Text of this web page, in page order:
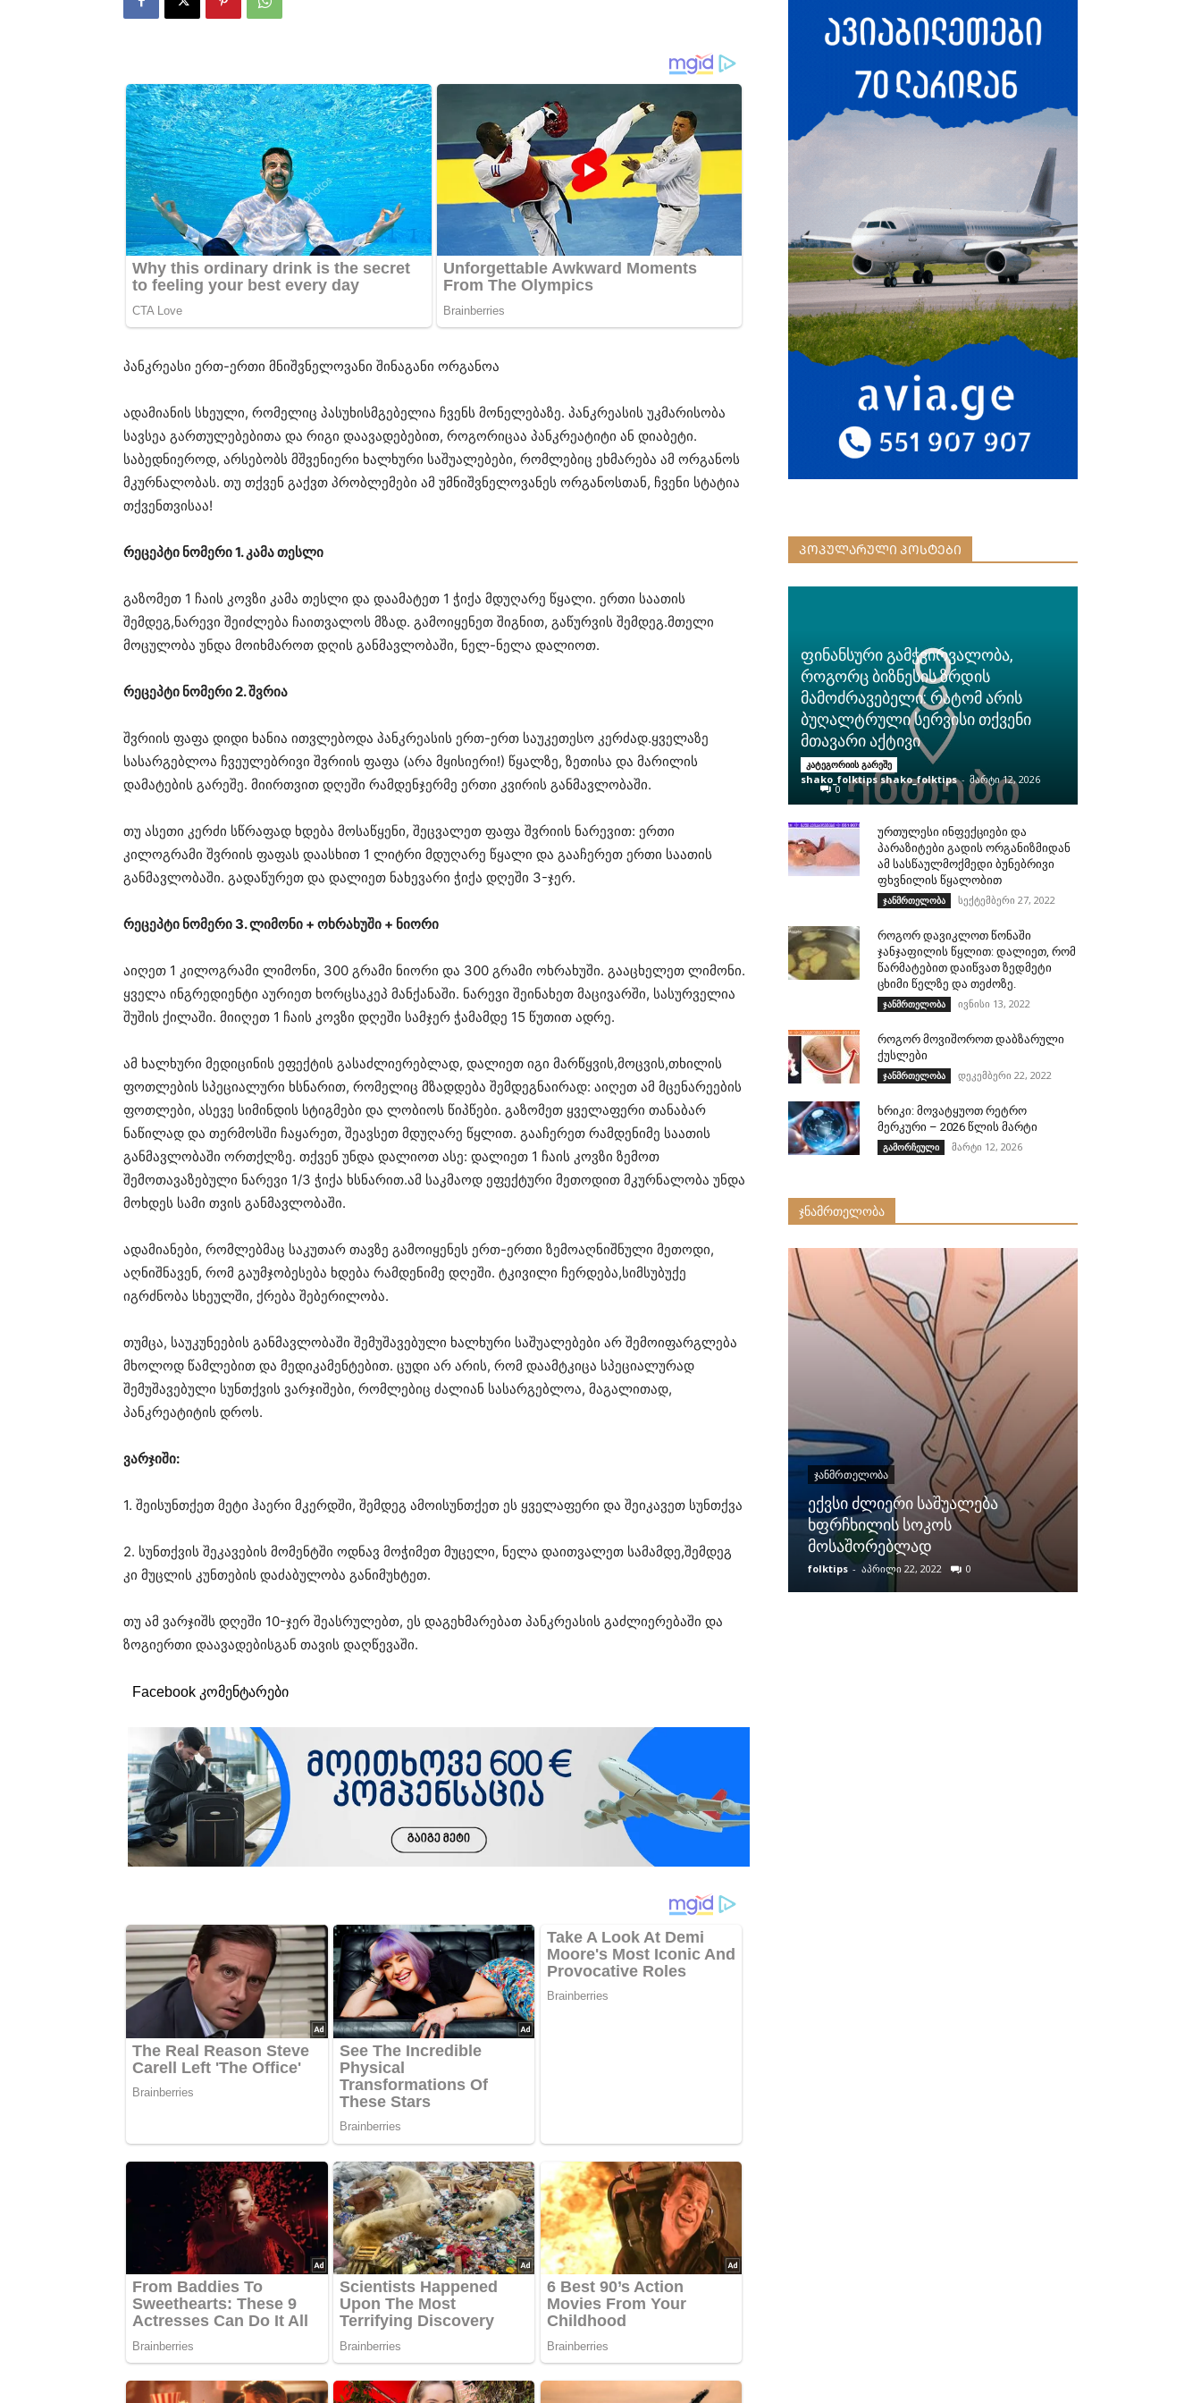
პანკრეასი ერთ-ერთი მნიშვნელოვანი შინაგანი ორგანოა
ადამიანის სხეული, რომელიც პასუხისმგებელია ჩვენს მონელებაზე. პანკრეასის უკმარისობა
სავსეა გართულებებითა და რიგი დაავადებებით, როგორიცაა პანკრეატიტი ან დიაბეტი.
საბედნიეროდ, არსებობს მშვენიერი ხალხური საშუალებები, რომლებიც ეხმარება ამ ორგანოს
მკურნალობას. თუ თქვენ გაქვთ პრობლემები ამ უმნიშვნელოვანეს ორგანოსთან, ჩვენი სტატია
თქვენთვისაა!
რეცეპტი ნომერი 1. კამა თესლი
გაზომეთ 1 ჩაის კოვზი კამა თესლი და დაამატეთ 1 ჭიქა მდუღარე წყალი. ერთი საათის
შემდეგ,ნარევი შეიძლება ჩაითვალოს მზად. გამოიყენეთ შიგნით, გაწურვის შემდეგ.მთელი
მოცულობა უნდა მოიხმაროთ დღის განმავლობაში, ნელ-ნელა დალიოთ.
რეცეპტი ნომერი 2. შვრია
შვრიის ფაფა დიდი ხანია ითვლებოდა პანკრეასის ერთ-ერთ საუკეთესო კერძად.ყველაზე
სასარგებლოა ჩვეულებრივი შვრიის ფაფა (არა მყისიერი!) წყალზე, ზეთისა და მარილის
დამატების გარეშე. მიირთვით დღეში რამდენჯერმე ერთი კვირის განმავლობაში.
თუ ასეთი კერძი სწრაფად ხდება მოსაწყენი, შეცვალეთ ფაფა შვრიის ნარევით: ერთი
კილოგრამი შვრიის ფაფას დაასხით 1 ლიტრი მდუღარე წყალი და გააჩერეთ ერთი საათის
განმავლობაში. გადაწურეთ და დალიეთ ნახევარი ჭიქა დღეში 3-ჯერ.
რეცეპტი ნომერი 3. ლიმონი + ოხრახუში + ნიორი
აიღეთ 1 კილოგრამი ლიმონი, 300 გრამი ნიორი და 300 გრამი ოხრახუში. გააცხელეთ ლიმონი.
ყველა ინგრედიენტი აურიეთ ხორცსაკეპ მანქანაში. ნარევი შეინახეთ მაცივარში, სასურველია
შუშის ქილაში. მიიღეთ 1 ჩაის კოვზი დღეში სამჯერ ჭამამდე 15 წუთით ადრე.
ამ ხალხური მედიცინის ეფექტის გასაძლიერებლად, დალიეთ იგი მარწყვის,მოცვის,თხილის
ფოთლების სპეციალური ხსნარით, რომელიც მზადდება შემდეგნაირად: აიღეთ ამ მცენარეების
ფოთლები, ასევე სიმინდის სტიგმები და ლობიოს წიპწები. გაზომეთ ყველაფერი თანაბარ
ნაწილად და თერმოსში ჩაყარეთ, შეავსეთ მდუღარე წყლით. გააჩერეთ რამდენიმე საათის
განმავლობაში ორთქლზე. თქვენ უნდა დალიოთ ასე: დალიეთ 1 ჩაის კოვზი ზემოთ
შემოთავაზებული ნარევი 1/3 ჭიქა ხსნარით.ამ საკმაოდ ეფექტური მეთოდით მკურნალობა უნდა
მოხდეს სამი თვის განმავლობაში.
ადამიანები, რომლებმაც საკუთარ თავზე გამოიყენეს ერთ-ერთი ზემოაღნიშნული მეთოდი,
აღნიშნავენ, რომ გაუმჯობესება ხდება რამდენიმე დღეში. ტკივილი ჩერდება,სიმსუბუქე
იგრძნობა სხეულში, ქრება შებერილობა.
თუმცა, საუკუნეების განმავლობაში შემუშავებული ხალხური საშუალებები არ შემოიფარგლება
მხოლოდ წამლებით და მედიკამენტებით. ცუდი არ არის, რომ დაამტკიცა სპეციალურად
შემუშავებული სუნთქვის ვარჯიშები, რომლებიც ძალიან სასარგებლოა, მაგალითად,
პანკრეატიტის დროს.
ვარჯიში:
1. შეისუნთქეთ მეტი ჰაერი მკერდში, შემდეგ ამოისუნთქეთ ეს ყველაფერი და შეიკავეთ სუნთქვა
2. სუნთქვის შეკავების მომენტში ოდნავ მოჭიმეთ მუცელი, ნელა დაითვალეთ სამამდე,შემდეგ
კი მუცლის კუნთების დაძაბულობა განიმუხტეთ.
თუ ამ ვარჯიშს დღეში 10-ჯერ შეასრულებთ, ეს დაგეხმარებათ პანკრეასის გაძლიერებაში და
ზოგიერთი დაავადებისგან თავის დაღწევაში.
Facebook კომენტარები
ᲞᲝᲞᲣᲚᲐᲠᲣᲚᲘ ᲞᲝᲡᲢᲔᲑᲘ
ფინანსური გამჭვირვალობა,
როგორც ბიზნესის ზრდის
მამოძრავებელი: რატომ არის
ბუღალტრული სერვისი თქვენი
მთავარი აქტივი
კატეგორიის გარეშე
shako_folktips shako_folktips - მარტი 12, 2026
0
ურთულესი ინფექციები და
პარაზიტები გადის ორგანიზმიდან
ამ სასწაულმოქმედი ბუნებრივი
ფხვნილის წყალობით
ჯანმრთელობა სექტემბერი 27, 2022
როგორ დავიკლოთ წონაში
ჯანჯაფილის წყლით: დალიეთ, რომ
წარმატებით დაიწვათ ზედმეტი
ცხიმი წელზე და თეძოზე.
ჯანმრთელობა ივნისი 13, 2022
როგორ მოვიშოროთ დაბზარული
ქუსლები
ჯანმრთელობა დეკემბერი 22, 2022
ხრიკი: მოვატყუოთ რეტრო
მერკური – 2026 წლის მარტი
გამორჩეული მარტი 12, 2026
ჯნამრთელობა
ᲯᲐᲜᲛᲠᲗᲔᲚᲝᲑᲐ
ექვსი ძლიერი საშუალება
ხფრჩხილის სოკოს
მოსაშორებლად
folktips - აპრილი 22, 2022 0